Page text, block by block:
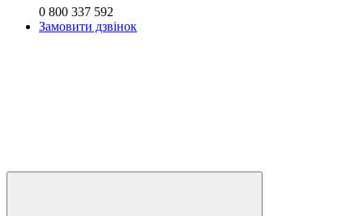
0 800 337 592
Замовити дзвінок